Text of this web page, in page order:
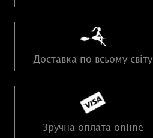
Доставка по всьому світу
Зручна оплата online